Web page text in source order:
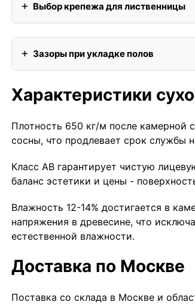
Выбор крепежа для лиственницы
Зазоры при укладке полов
Характеристики
Плотность 650 кг/м после камерной
сосны, что продлевает срок службы
Класс АВ гарантирует чистую
баланс эстетики и цены -
Влажность 12-14% достигается в
напряжения в древесине, что
естественной влажности.
Доставка по Москве
Поставка со склада в Москве и